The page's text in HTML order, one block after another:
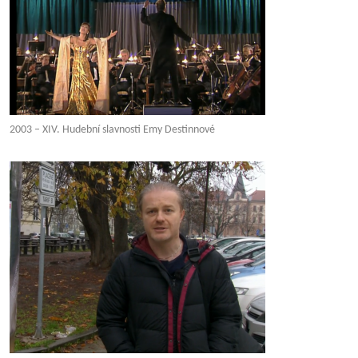
2003 – XIV. Hudební slavnosti Emy Destinnové